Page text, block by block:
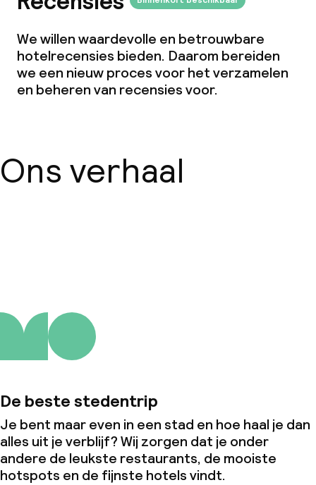
We willen waardevolle en betrouwbare
hotelrecensies bieden. Daarom bereiden
we een nieuw proces voor het verzamelen
en beheren van recensies voor.
Ons verhaal
De beste stedentrip
Je bent maar even in een stad en hoe haal je dan
alles uit je verblijf? Wij zorgen dat je onder
andere de leukste restaurants, de mooiste
hotspots en de fijnste hotels vindt.